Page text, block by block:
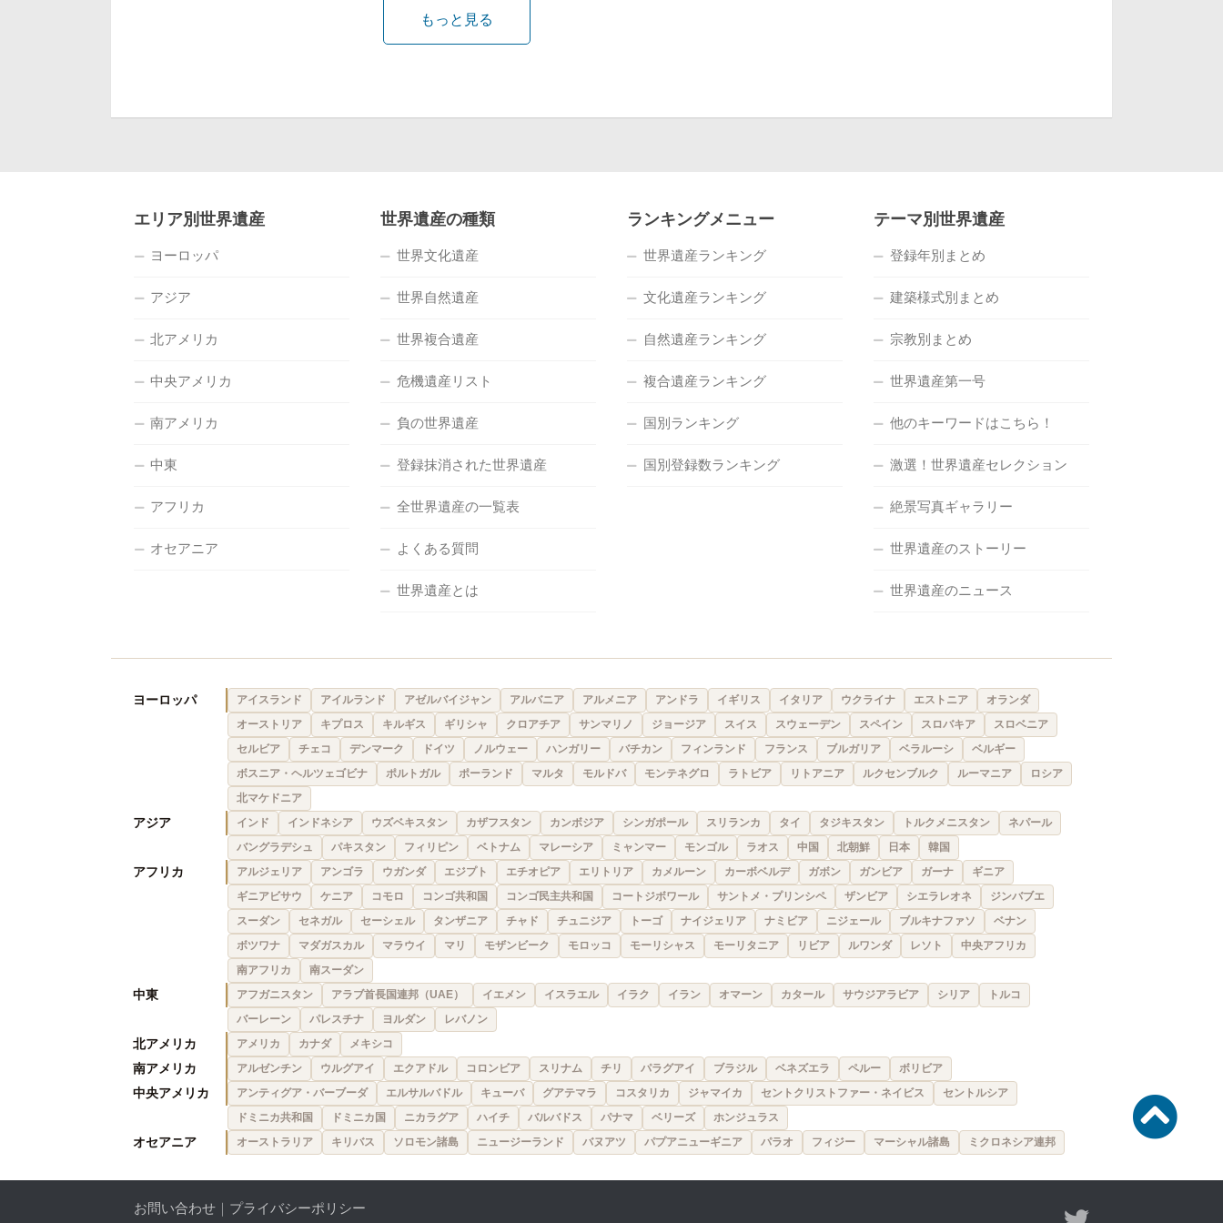
もっと見る
エリア別世界遺産
ヨーロッパ
アジア
北アメリカ
中央アメリカ
南アメリカ
中東
アフリカ
オセアニア
世界遺産の種類
世界文化遺産
世界自然遺産
世界複合遺産
危機遺産リスト
負の世界遺産
登録抹消された世界遺産
全世界遺産の一覧表
よくある質問
世界遺産とは
ランキングメニュー
世界遺産ランキング
文化遺産ランキング
自然遺産ランキング
複合遺産ランキング
国別ランキング
国別登録数ランキング
テーマ別世界遺産
登録年別まとめ
建築様式別まとめ
宗教別まとめ
世界遺産第一号
他のキーワードはこちら！
激選！世界遺産セレクション
絶景写真ギャラリー
世界遺産のストーリー
世界遺産のニュース
ヨーロッパ アイスランド アイルランド アゼルバイジャン アルバニア アルメニア アンドラ イギリス イタリア ウクライナ エストニア
オランダ
オーストリア
キプロス キルギス ギリシャ クロアチア サンマリノ ジョージア スイス スウェーデン スペイン スロバキア
スロベニア
セルビア
チェコ デンマーク ドイツ ノルウェー ハンガリー バチカン フィンランド フランス ブルガリア ベラルーシ
ベルギー
ボスニア・ヘルツェゴビナ
ポルトガル ポーランド マルタ モルドバ モンテネグロ ラトビア リトアニア ルクセンブルク ルーマニア
ロシア
北マケドニア
アジア インド インドネシア ウズベキスタン カザフスタン カンボジア シンガポール スリランカ タイ タジキスタン トルクメニスタン
ネパール
バングラデシュ
パキスタン フィリピン ベトナム マレーシア ミャンマー モンゴル ラオス 中国 北朝鮮 日本 韓国
アフリカ アルジェリア アンゴラ ウガンダ エジプト エチオピア エリトリア カメルーン カーボベルデ ガボン ガンビア ガーナ
ギニア
ギニアビサウ
ケニア コモロ コンゴ共和国 コンゴ民主共和国 コートジボワール サントメ・プリンシペ ザンビア シエラレオネ
ジンバブエ
スーダン
セネガル セーシェル タンザニア チャド チュニジア トーゴ ナイジェリア ナミビア ニジェール ブルキナファソ
ベナン
ボツワナ
マダガスカル マラウイ マリ モザンビーク モロッコ モーリシャス モーリタニア リビア ルワンダ レソト
中央アフリカ
南アフリカ
南スーダン
中東 アフガニスタン アラブ首長国連邦（UAE） イエメン イスラエル イラク イラン オマーン カタール サウジアラビア シリア
トルコ
バーレーン
パレスチナ ヨルダン レバノン
北アメリカ アメリカ カナダ メキシコ
南アメリカ アルゼンチン ウルグアイ エクアドル コロンビア スリナム チリ パラグアイ ブラジル ベネズエラ ペルー ボリビア
中央アメリカ アンティグア・バーブーダ エルサルバドル キューバ グアテマラ コスタリカ ジャマイカ セントクリストファー・ネイビス
セントルシア
ドミニカ共和国
ドミニカ国 ニカラグア ハイチ バルバドス パナマ ベリーズ ホンジュラス
オセアニア オーストラリア キリバス ソロモン諸島 ニュージーランド バヌアツ パプアニューギニア パラオ フィジー マーシャル諸島 ミクロネシア連邦
お問い合わせ プライバシーポリシー